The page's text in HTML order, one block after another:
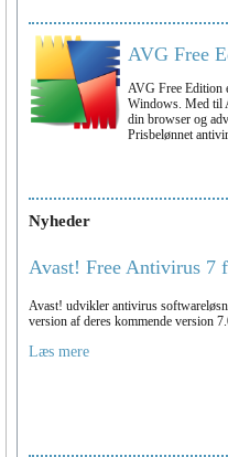
AVG Free
AVG Free Edition
Windows. Med til
din browser og
Prisbelønnet
Nyheder
Avast! Free Antivirus 7
Avast! udvikler antivirus
version af deres kommende version
Læs mere